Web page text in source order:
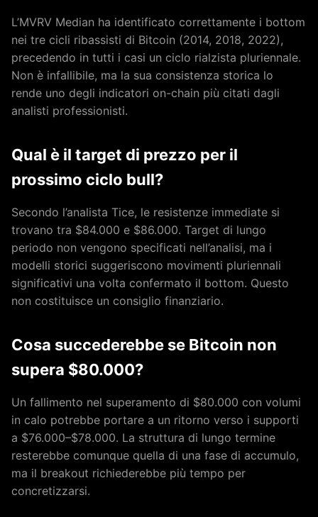
L’MVRV Median ha identificato correttamente i bottom
nei tre cicli ribassisti di Bitcoin (2014, 2018, 2022),
precedendo in tutti i casi un ciclo rialzista pluriennale.
Non è infallibile, ma la sua consistenza storica lo
rende uno degli indicatori on-chain più citati dagli
analisti professionisti.
Qual è il target di prezzo per il
prossimo ciclo bull?
Secondo l’analista Tice, le resistenze immediate si
trovano tra $84.000 e $86.000. Target di lungo
periodo non vengono specificati nell’analisi, ma i
modelli storici suggeriscono movimenti pluriennali
significativi una volta confermato il bottom. Questo
non costituisce un consiglio finanziario.
Cosa succederebbe se Bitcoin non
supera $80.000?
Un fallimento nel superamento di $80.000 con volumi
in calo potrebbe portare a un ritorno verso i supporti
a $76.000–$78.000. La struttura di lungo termine
resterebbe comunque quella di una fase di accumulo,
ma il breakout richiederebbe più tempo per
concretizzarsi.